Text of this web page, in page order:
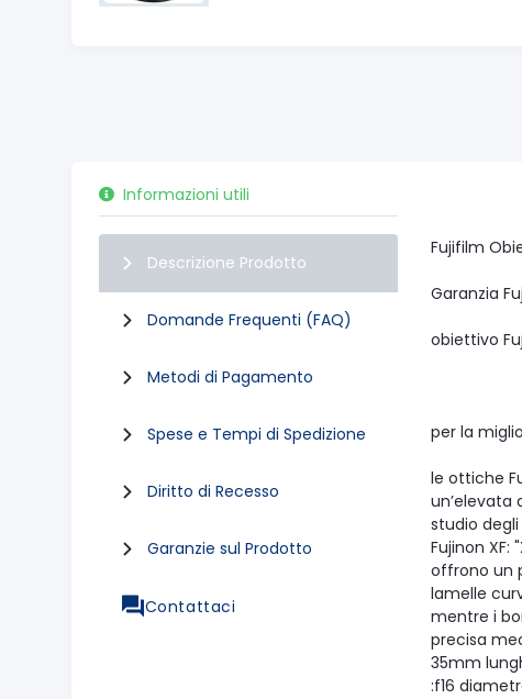
Informazioni utili
Descrizione Prodotto
Domande Frequenti (FAQ)
Metodi di Pagamento
Spese e Tempi di Spedizione
Diritto di Recesso
Garanzie sul Prodotto
Contattaci
Fujifilm
Garanzia
obiettivo
per la
le ottiche
un’elevata
studio
Fujinon XF:
offrono un
lamelle
mentre i
precisa
35mm
:f16